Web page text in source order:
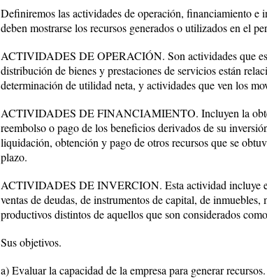
Definiremos las actividades de operación, financiamiento e
deben mostrarse los recursos generados o utilizados en el
ACTIVIDADES DE OPERACIÓN. Son actividades que
distribución de bienes y prestaciones de servicios están
determinación de utilidad neta, y actividades que ven los
ACTIVIDADES DE FINANCIAMIENTO. Incluyen la
reembolso o pago de los beneficios derivados de su
liquidación, obtención y pago de otros recursos que se
plazo.
ACTIVIDADES DE INVERCION. Esta actividad incluye
ventas de deudas, de instrumentos de capital, de
productivos distintos de aquellos que son considerados
Sus objetivos.
a) Evaluar la capacidad de la empresa para generar recursos.